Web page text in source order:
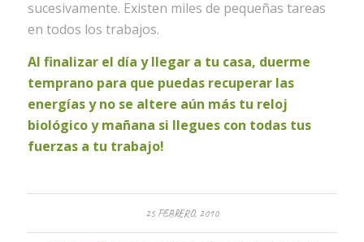
sucesivamente. Existen miles de pequeñas tareas
en todos los trabajos.
Al finalizar el día y llegar a tu casa, duerme
temprano para que puedas recuperar las
energías y no se altere aún más tu reloj
biológico y mañana si llegues con todas tus
fuerzas a tu trabajo!
25 FEBRERO, 2010